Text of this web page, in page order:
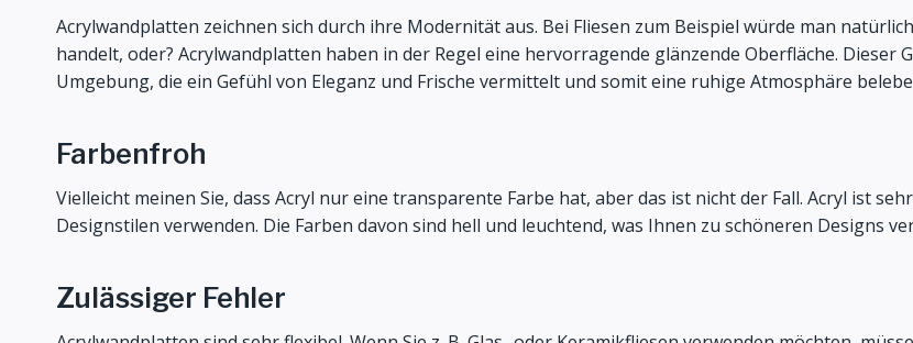
Acrylwandplatten zeichnen sich durch ihre Modernität aus. Bei Fliesen zum Beispiel würde man
handelt, oder? Acrylwandplatten haben in der Regel eine hervorragende glänzende Oberfläche.
Umgebung, die ein Gefühl von Eleganz und Frische vermittelt und somit eine ruhige Atmosphäre
Farbenfroh
Vielleicht meinen Sie, dass Acryl nur eine transparente Farbe hat, aber das ist nicht der Fall. Acryl ist
Designstilen verwenden. Die Farben davon sind hell und leuchtend, was Ihnen zu schöneren Designs
Zulässiger Fehler